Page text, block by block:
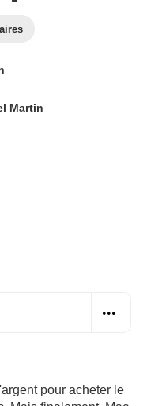
Martin
pour acheter le